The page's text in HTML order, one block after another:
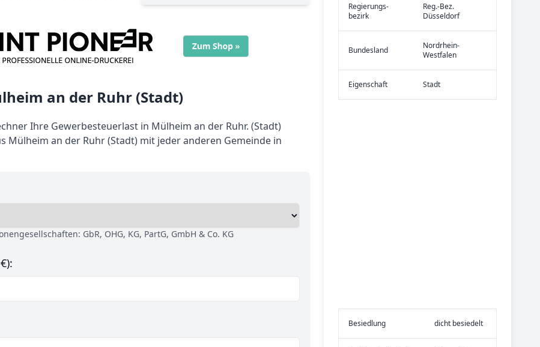
an der Ruhr (Stadt)
Ihre Gewerbesteuerlast in Mülheim an der Ruhr. (Stadt)
Mülheim an der Ruhr (Stadt) mit jeder anderen Gemeinde in
GbR, OHG, KG, PartG, GmbH & Co. KG
Re­gier­ungs­
bezirk
Reg.-Bez.
Düsseldorf
Bundes­land
Nordrhein-
Westfalen
Eigen­schaft Stadt
Be­sied­lung dicht besiedelt